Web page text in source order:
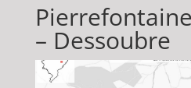
– Dessoubre